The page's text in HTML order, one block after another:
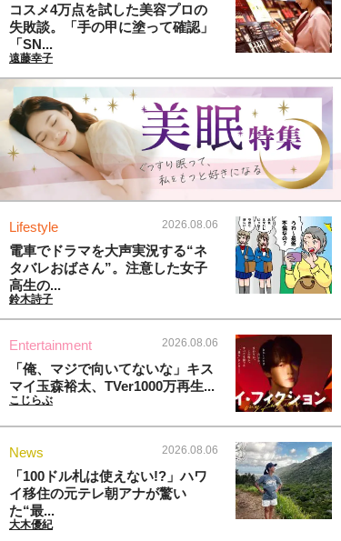
コスメ4万点を試した美容プロの
失敗談。「手の甲に塗って確認」
「SN...
遠藤幸子
Lifestyle 2026.08.06
電車でドラマを大声実況する“ネ
タバレおばさん”。注意した女子
高生の...
鈴木詩子
Entertainment 2026.08.06
「俺、マジで向いてないな」キス
マイ玉森裕太、TVer1000万再生...
こじらぶ
News 2026.08.06
「100ドル札は使えない!?」ハワ
イ移住の元テレ朝アナが驚い
た“最...
大木優紀